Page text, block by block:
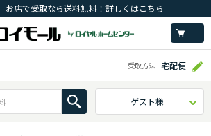
お店で受取なら送料無料！詳しくはこちら
受取方法 宅配便
ゲスト様